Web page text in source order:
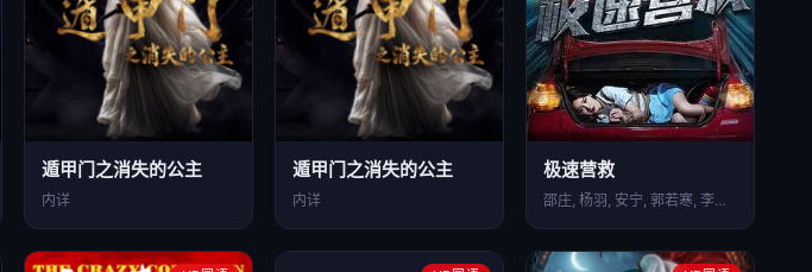
遁甲门之消失的公主​
内详
遁甲门之消失的公主
内详
极速营救
邵庄, 杨羽, 安宁, 郭若寒, 李俊霆, 王冬, 骆诗…